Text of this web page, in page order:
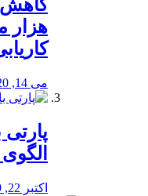
هزار
می 14, 2020
اکتبر 22, 2019